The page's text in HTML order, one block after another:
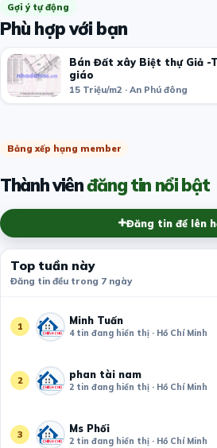
Gợi ý tự động
Phù hợp với bạn
Bán Đất xây Biệt thự Giả -
giáo
15 Triệu/m2 · An Phú đông
Bảng xếp hạng member
Thành viênđăng tin nổi bật
Đăng tin để lên
Top tuần này
Đăng tin đều trong 7 ngày
1 Minh Tuấn
4 tin đang hiển thị · Hồ Chí Minh
2 phan tài nam
2 tin đang hiển thị · Hồ Chí Minh
3 Ms Phối
2 tin đang hiển thị · Hồ Chí Minh